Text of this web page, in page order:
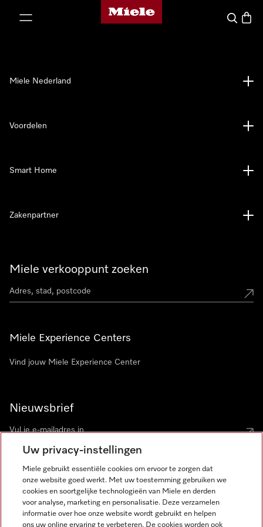
Homepage van Miele
Wat zoek
Miele verkooppunt zoeken
Miele Experience Centers
Vind jouw Miele Experience Center
Nieuwsbrief
Miele Nederland
Voordelen
Smart Home
Zakenpartner
Miele op Instagram
Miele op Facebook
Miele op Youtube
Uw privacy-instellingen
Miele gebruikt essentiële cookies om ervoor te zorgen dat
onze website goed werkt. Met uw toestemming gebruiken we
cookies en soortgelijke technologieën van Miele en derden
voor analyse, marketing en personalisatie. Deze verzamelen
informatie over hoe onze website wordt gebruikt en helpen
ons uw online ervaring te verbeteren. De cookies worden ook